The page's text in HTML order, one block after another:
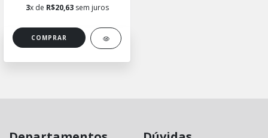
3x de R$20,63sem juros